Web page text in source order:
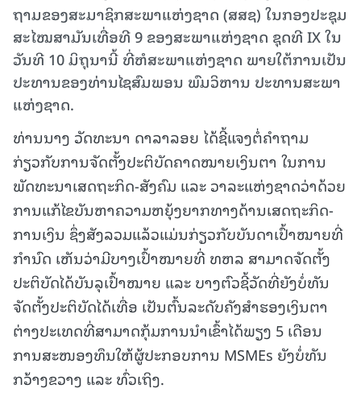
ຖາມຂອງສະມາຊິກສະພາແຫ່ງຊາດ (ສສຊ) ໃນກອງປະຊຸມ
ສະໄໝສາມັນເທື່ອທີ 9 ຂອງສະພາແຫ່ງຊາດ ຊຸດທີ IX ໃນ
ວັນທີ 10 ມິຖຸນານີ້ ທີ່ຫໍສະພາແຫ່ງຊາດ ພາຍໃຕ້ການເປັນ
ປະທານຂອງທ່ານໄຊສົມພອນ ພົມວິຫານ ປະທານສະພາ
ແຫ່ງຊາດ.
ທ່ານນາງ ວັດທະນາ ດາລາລອຍ ໄດ້ຊີ້ແຈງຕໍ່ຄໍາຖາມ
ກ່ຽວກັບການຈັດຕັ້ງປະຕິບັດຄາດໝາຍເງິນຕາ ໃນການ
ພັດທະນາເສດຖະກິດ-ສັງຄົມ ແລະ ວາລະແຫ່ງຊາດວ່າດ້ວຍ
ການແກ້ໄຂບັນຫາຄວາມຫຍຸ້ງຍາກທາງດ້ານເສດຖະກິດ-
ການເງິນ ຊຶ່ງສັງລວມແລ້ວແມ່ນກ່ຽວກັບບັນດາເປົ້າໝາຍທີ່
ກຳນົດ ເຫັນວ່າມີບາງເປົ້າໝາຍທີ່ ທຫລ ສາມາດຈັດຕັ້ງ
ປະຕິບັດໄດ້ບັນລຸເປົ້າໝາຍ ແລະ ບາງຕົວຊີ້ວັດທີ່ຍັງບໍ່ທັນ
ຈັດຕັ້ງປະຕິບັດໄດ້ເທື່ອ ເປັນຕົ້ນລະດັບຄັງສຳຮອງເງິນຕາ
ຕ່າງປະເທດທີ່ສາມາດກຸ້ມການນໍາເຂົ້າໄດ້ພຽງ 5 ເດືອນ
ການສະໜອງທຶນໃຫ້ຜູ້ປະກອບການ MSMEs ຍັງບໍ່ທັນ
ກວ້າງຂວາງ ແລະ ທົ່ວເຖິງ.